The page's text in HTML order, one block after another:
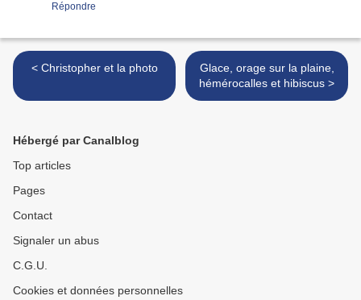
Répondre
< Christopher et la photo
Glace, orage sur la plaine,
hémérocalles et hibiscus >
Hébergé par Canalblog
Top articles
Pages
Contact
Signaler un abus
C.G.U.
Cookies et données personnelles